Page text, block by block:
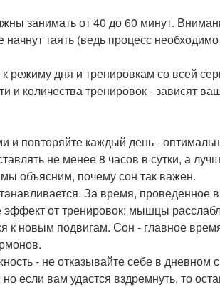
занимать от 40 до 60 минут.
таять (ведь процесс
режиму дня и тренировкам со всей
количества тренировок - зависят
повторяйте каждый день -
не менее 8 часов в сутки, а
объясним, почему сон так важен.
За время, проведенное
от тренировок: мышцы
к новым подвигам. Сон - главное
- не отказывайте себе в
если вам удастся вздремнуть, то